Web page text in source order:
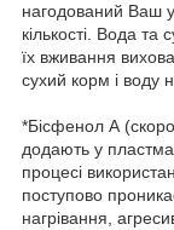
нагодований Ваш
кількості. Вода
їх вживання
сухий корм і воду
*Бісфенол А
додають у
процесі
поступово
нагрівання,